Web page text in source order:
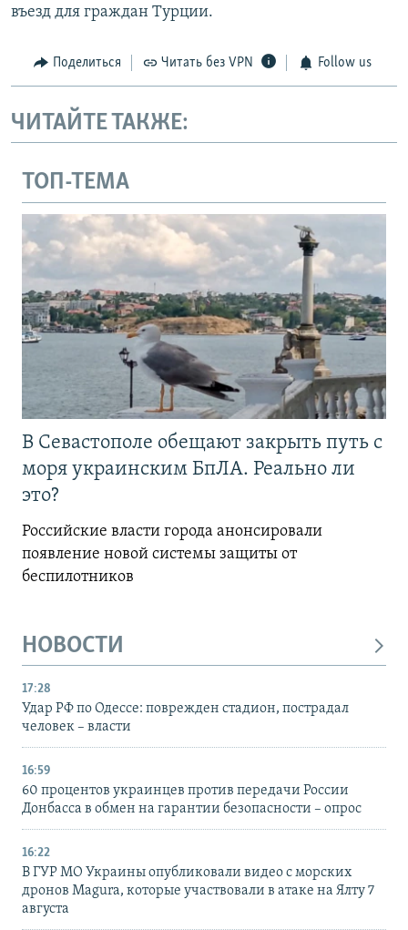
въезд для граждан Турции.
Поделиться Читать без VPN Follow us
ЧИТАЙТЕ ТАКЖЕ:
ТОП-ТЕМА
В Севастополе обещают закрыть путь с
моря украинским БпЛА. Реально ли
это?
Российские власти города анонсировали
появление новой системы защиты от
беспилотников
НОВОСТИ
17:28
Удар РФ по Одессе: поврежден стадион, пострадал
человек – власти
16:59
60 процентов украинцев против передачи России
Донбасса в обмен на гарантии безопасности – опрос
16:22
В ГУР МО Украины опубликовали видео с морских
дронов Magura, которые участвовали в атаке на Ялту 7
августа